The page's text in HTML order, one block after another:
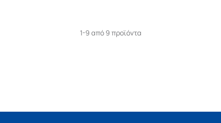
1-9 από 9 προϊόντα